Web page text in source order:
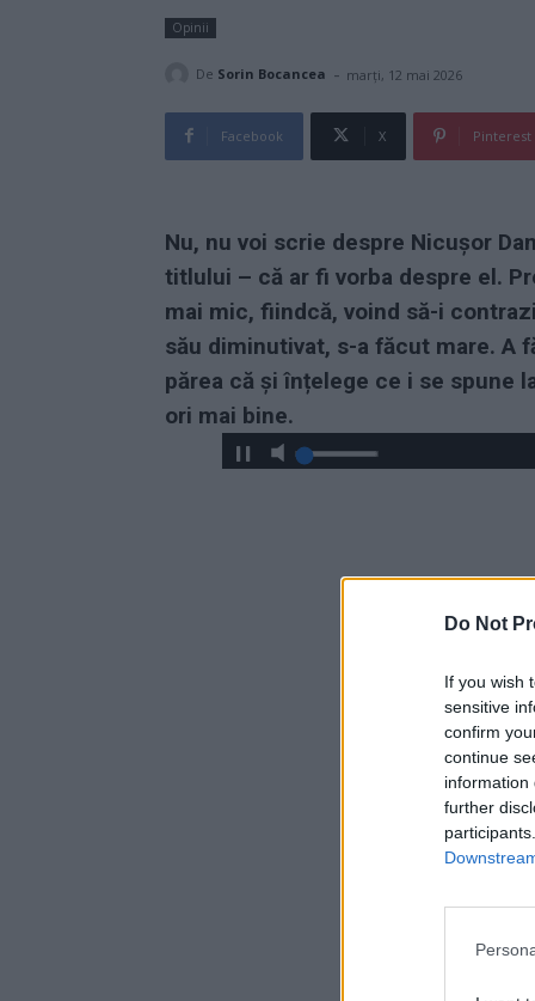
Do Not
If you wish
sensitive
confirm
continue
information
further
Opinii
De Sorin Bocancea - marți, 12 mai 2026
Facebook X Pinterest
Nu, nu voi scrie despre Nicușor
titlului – că ar fi vorba despre el.
mai mic, fiindcă, voind să-i
său diminutivat, s-a făcut mare. A
părea că și înțelege ce i se spune
ori mai bine.